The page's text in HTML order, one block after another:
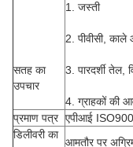
सतह का
उपचार
1. जस्ती
2. पीवीसी, काले
3. पारदर्शी तेल,
4. ग्राहकों की
प्रमाण पत्र एपीआई
डिलीवरी का
आमतौर पर